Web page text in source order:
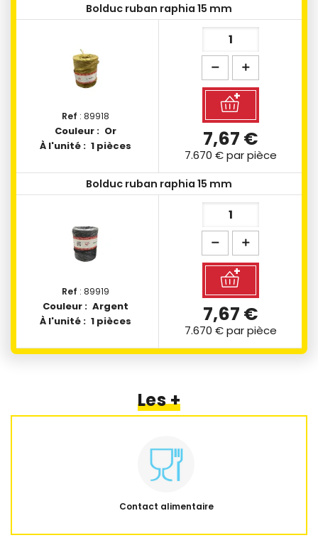
Ref : 89918
Couleur : Or
À l'unité : 1 pièces
Bolduc ruban raphia 15 mm
7,67 €
7.670 €par pièce
Ref : 89919
Couleur : Argent
À l'unité : 1 pièces
Bolduc ruban raphia 15 mm
7,67 €
7.670 €par pièce
Les +
Contact alimentaire